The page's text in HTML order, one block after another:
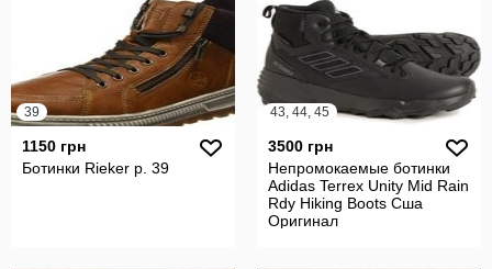
39
1150 грн
Ботинки Rieker р. 39
43, 44, 45
3500 грн
Непромокаемые ботинки
Adidas Terrex Unity Mid Rain
Rdy Hiking Boots Сша
Оригинал